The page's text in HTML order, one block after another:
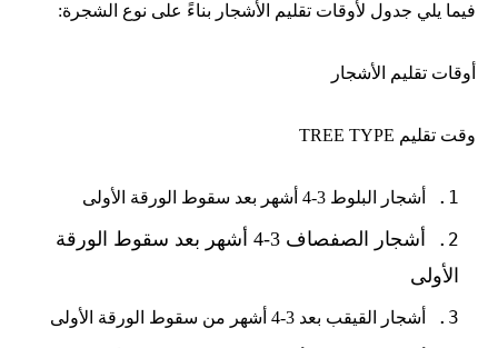
فيما يلي جدول لأوقات تقليم الأشجار بناءً على نوع الشجرة:
أوقات تقليم الأشجار
وقت تقليم TREE TYPE
أشجار البلوط 3-4 أشهر بعد سقوط الورقة الأولى
أشجار الصفصاف 3
-4 أشهر بعد سقوط الورقة
الأولى
أشجار القيقب بعد 3-4 أشهر من سقوط الورقة الأولى